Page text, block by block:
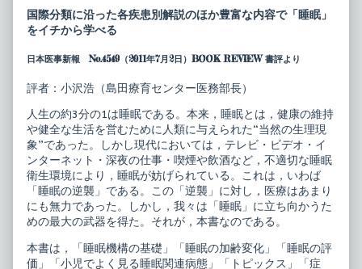
科
臨
床
ク
ス
14
睡
眠
関
連
病
態
published
on
posts
by
the
of
児
科
臨
床
ピ
ク
シ
ス
14
睡
眠
関
連
態,
国際分類に沿った各疾患別解説のほか豊富な内容で「睡眠」
をイチから学べる
日本医事新報 No.4549（2011年7月2日）BOOK REVIEW 書評より
評者：小沢浩（島田療育センター医務部長）
人生の約3分の1は睡眠である。本来，睡眠とは，健康の維持
や健全な生活を営むために人類に与えられた“当然の生理現
象”であった。しかし現代においては，テレビ・ビデオ・イ
ンターネット・深夜の仕事・喫煙や飲酒など，不適切な睡眠
衛生環境により，睡眠が妨げられている。これは，いわば
「睡眠の逆襲」である。この「逆襲」に対し，医療はあまり
にも無力であった。しかし，我々は「睡眠」に立ち向かうた
めの最大の武器を得た。それが，本書なのである。
本書は，「睡眠機構の基礎」「睡眠の加齢変化」「睡眠の評
価」「小児でよく見る睡眠関連病態」「トピックス」「症